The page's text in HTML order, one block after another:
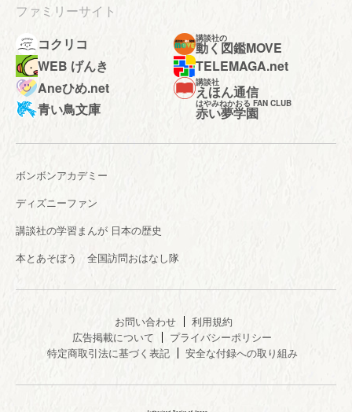
ファミリーサイト
コクリコ
講談社の
動く図鑑MOVE
WEB げんき
TELEMAGA.net
Aneひめ.net
講談社
えほん通信
青い鳥文庫
はやみねかおる FAN CLUB
赤い夢学園
ボンボンアカデミー
ディズニーファン
講談社の学習まんが 日本の歴史
本とあそぼう 全国訪問おはなし隊
お問い合わせ
利用規約
広告掲載について
プライバシーポリシー
特定商取引法に基づく表記
安全な付録への取り組み